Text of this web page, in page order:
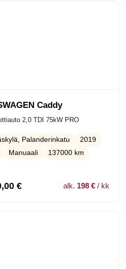
Caddy
2,0 TDI 75kW PRO
Palanderinkatu
2019
Manuaali 137000 km
€ alk. 198 € / kk